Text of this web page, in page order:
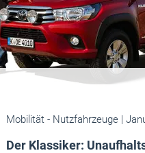
Mobilität- Nutzfahrzeuge |
Der Klassiker: